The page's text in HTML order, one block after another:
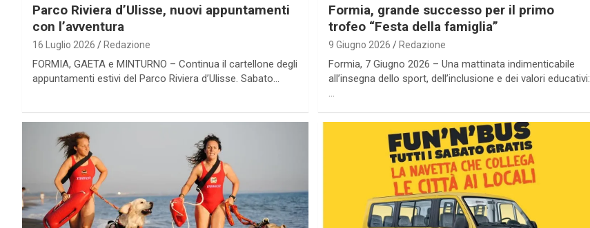
Parco Riviera d’Ulisse, nuovi appuntamenti
con l’avventura
16 Luglio 2026 Redazione
FORMIA, GAETA e MINTURNO – Continua il cartellone degli
appuntamenti estivi del Parco Riviera d’Ulisse. Sabato…
Formia, grande successo per il primo
trofeo “Festa della famiglia”
9 Giugno 2026 Redazione
Formia, 7 Giugno 2026 – Una mattinata indimenticabile
all’insegna dello sport, dell’inclusione e dei valori educativi:
…